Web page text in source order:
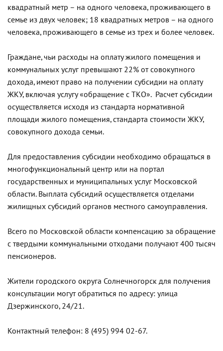
квадратный метр – на одного человека, проживающего в
семье из двух человек; 18 квадратных метров – на одного
человека, проживающего в семье из трех и более человек.
Граждане, чьи расходы на оплату жилого помещения и
коммунальных услуг превышают 22% от совокупного
дохода, имеют право на получении субсидии на оплату
ЖКУ, включая услугу «обращение с ТКО». Расчет субсидии
осуществляется исходя из стандарта нормативной
площади жилого помещения, стандарта стоимости ЖКУ,
совокупного дохода семьи.
Для предоставления субсидии необходимо обращаться в
многофункциональный центр или на портал
государственных и муниципальных услуг Московской
области. Выплата субсидий осуществляется отделами
жилищных субсидий органов местного самоуправления.
Всего по Московской области компенсацию за обращение
с твердыми коммунальными отходами получают 400 тысяч
пенсионеров.
Жители городского округа Солнечногорск для получения
консультации могут обратиться по адресу: улица
Дзержинского, 24/21.
Контактный телефон: 8 (495) 994 02-67.